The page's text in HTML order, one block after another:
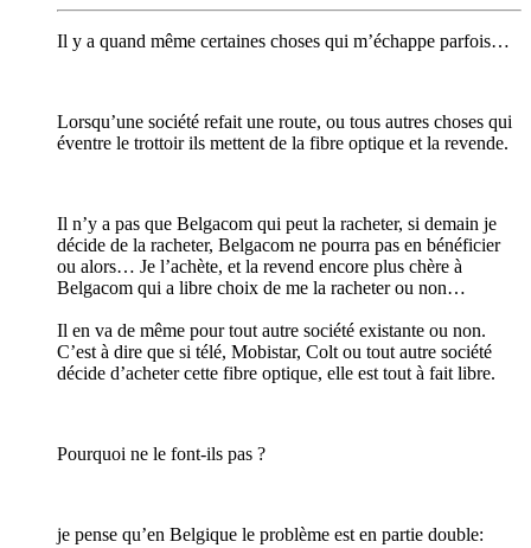
Il y a quand même certaines choses qui m’échappe parfois…
Lorsqu’une société refait une route, ou tous autres choses qui
éventre le trottoir ils mettent de la fibre optique et la revende.
Il n’y a pas que Belgacom qui peut la racheter, si demain je
décide de la racheter, Belgacom ne pourra pas en bénéficier
ou alors… Je l’achète, et la revend encore plus chère à
Belgacom qui a libre choix de me la racheter ou non…
Il en va de même pour tout autre société existante ou non.
C’est à dire que si télé, Mobistar, Colt ou tout autre société
décide d’acheter cette fibre optique, elle est tout à fait libre.
Pourquoi ne le font-ils pas ?
je pense qu’en Belgique le problème est en partie double: